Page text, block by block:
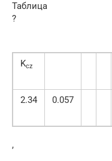
Таблица
?
Kcz
2.34 0.057
,